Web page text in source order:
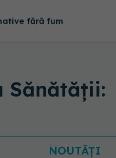
fără fum
Sănătății:
NOUTĂȚI